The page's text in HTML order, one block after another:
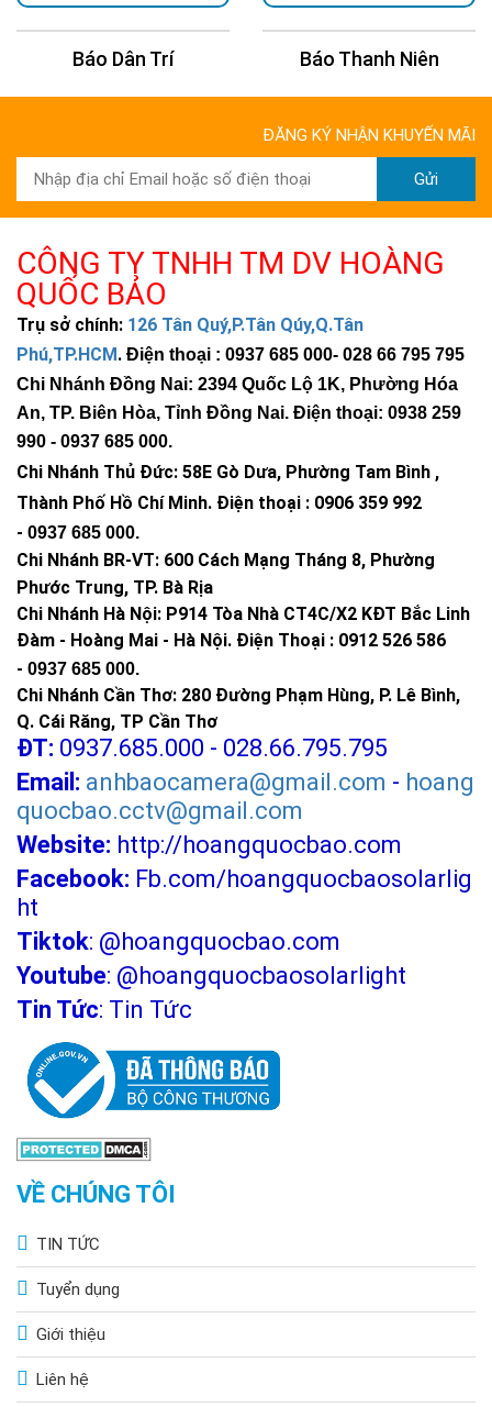
Báo Dân Trí Báo Thanh Niên
ĐĂNG KÝ NHẬN KHUYẾN MÃI
Gửi
CÔNG TY TNHH TM DV HOÀNG
QUỐC BẢO
Trụ sở chính: 126 Tân Quý,P.Tân Qúy,Q.Tân
Phú,TP.HCM . Điện thoại : 0937 685 000- 028 66 795 795
Chi Nhánh Đồng Nai: 2394 Quốc Lộ 1K, Phường Hóa
An, TP. Biên Hòa, Tỉnh Đồng Nai. Điện thoại: 0938 259
990 - 0937 685 000.
Chi Nhánh Thủ Đức: 58E Gò Dưa, Phường Tam Bình ,
Thành Phố Hồ Chí Minh. Điện thoại : 0906 359 992
- 0937 685 000.
Chi Nhánh BR-VT: 600 Cách Mạng Tháng 8, Phường
Phước Trung, TP. Bà Rịa
Chi Nhánh Hà Nội: P914 Tòa Nhà CT4C/X2 KĐT Bắc Linh
Đàm - Hoàng Mai - Hà Nội. Điện Thoại : 0912 526 586
- 0937 685 000.
Chi Nhánh Cần Thơ: 280 Đường Phạm Hùng, P. Lê Bình,
Q. Cái Răng, TP Cần Thơ
ĐT: 0937.685.000 - 028.66.795.795
Email: anhbaocamera@gmail.com - hoang
quocbao.cctv@gmail.com
Website: http://hoangquocbao.com
Facebook: Fb.com/hoangquocbaosolarlig
ht
Tiktok: @hoangquocbao.com
Youtube: @hoangquocbaosolarlight
Tin Tức: Tin Tức
VỀ CHÚNG TÔI
TIN TỨC
Tuyển dụng
Giới thiệu
Liên hệ